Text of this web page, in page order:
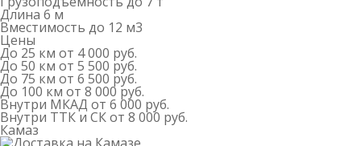
Длина 6 м
Вместимость до 12 м3
Цены
До 25 км от 4 000 руб.
До 50 км от 5 500 руб.
До 75 км от 6 500 руб.
До 100 км от 8 000 руб.
Внутри МКАД от 6 000 руб.
Внутри ТТК и СКот 8 000 руб.
Камаз